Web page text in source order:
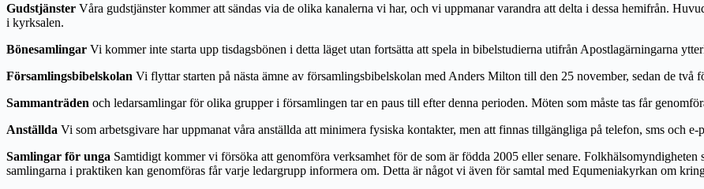
Gudstjänster Våra gudstjänster kommer att sändas via de olika kanalerna vi har, och vi uppmanar varandra att delta i dessa hemifrån.
i kyrksalen.
Bönesamlingar Vi kommer inte starta upp tisdagsbönen i detta läget utan fortsätta att spela in bibelstudierna utifrån Apostlagärningarna
Församlingsbibelskolan Vi flyttar starten på nästa ämne av församlingsbibelskolan med Anders Milton till den 25 november, sedan de två
Sammanträden och ledarsamlingar för olika grupper i församlingen tar en paus till efter denna perioden. Möten som måste tas får
Anställda Vi som arbetsgivare har uppmanat våra anställda att minimera fysiska kontakter, men att finnas tillgängliga på telefon, sms och e-
Samlingar för unga Samtidigt kommer vi försöka att genomföra verksamhet för de som är födda 2005 eller senare.
samlingarna i praktiken kan genomföras får varje ledargrupp informera om. Detta är något vi även för samtal med Equmeniakyrkan om